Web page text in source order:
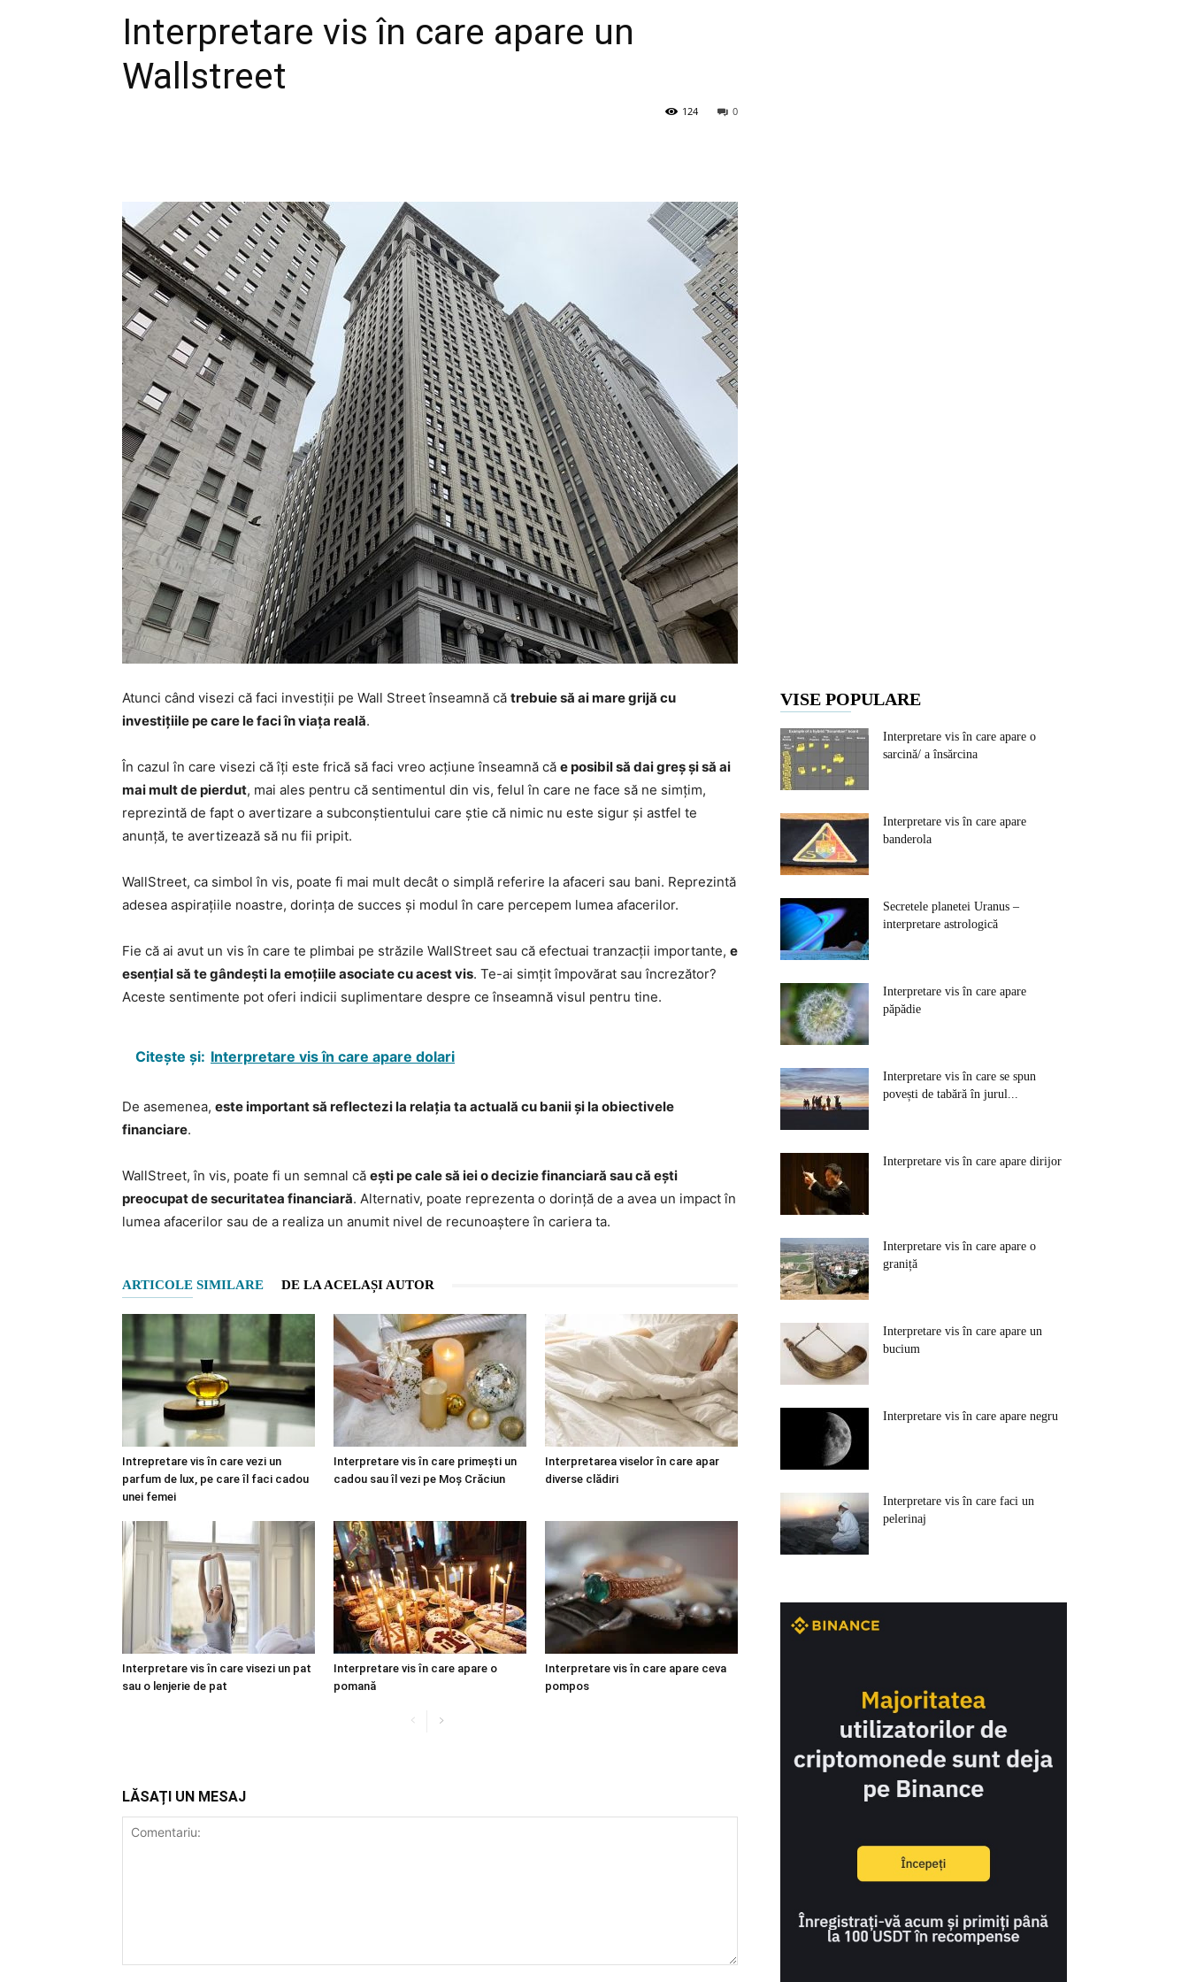
Interpretare vis în care apare un
Wallstreet
0
124
Atunci când visezi că faci investiții pe Wall Street înseamnă că trebuie să ai mare grijă cu
investițiile pe care le faci în viața reală.
În cazul în care visezi că îți este frică să faci vreo acțiune înseamnă că e posibil să dai greș și să ai
mai mult de pierdut, mai ales pentru că sentimentul din vis, felul în care ne face să ne simțim,
reprezintă de fapt o avertizare a subconștientului care știe că nimic nu este sigur și astfel te
anunță, te avertizează să nu fii pripit.
WallStreet, ca simbol în vis, poate fi mai mult decât o simplă referire la afaceri sau bani. Reprezintă
adesea aspirațiile noastre, dorința de succes și modul în care percepem lumea afacerilor.
Fie că ai avut un vis în care te plimbai pe străzile WallStreet sau că efectuai tranzacții importante, e
esențial să te gândești la emoțiile asociate cu acest vis. Te-ai simțit împovărat sau încrezător?
Aceste sentimente pot oferi indicii suplimentare despre ce înseamnă visul pentru tine.
Citește și: Interpretare vis în care apare dolari
De asemenea, este important să reflectezi la relația ta actuală cu banii și la obiectivele
financiare.
WallStreet, în vis, poate fi un semnal că ești pe cale să iei o decizie financiară sau că ești
preocupat de securitatea financiară. Alternativ, poate reprezenta o dorință de a avea un impact în
lumea afacerilor sau de a realiza un anumit nivel de recunoaștere în cariera ta.
ARTICOLE SIMILARE DE LA ACELAȘI AUTOR
Intrepretare vis în care vezi un
parfum de lux, pe care îl faci cadou
unei femei
Interpretare vis în care primești un
cadou sau îl vezi pe Moș Crăciun
Interpretarea viselor în care apar
diverse clădiri
Interpretare vis în care visezi un pat
sau o lenjerie de pat
Interpretare vis în care apare o
pomană
Interpretare vis în care apare ceva
pompos
LĂSAȚI UN MESAJ
VISE POPULARE
Interpretare vis în care apare o
sarcină/ a însărcina
Interpretare vis în care apare
banderola
Secretele planetei Uranus –
interpretare astrologică
Interpretare vis în care apare
păpădie
Interpretare vis în care se spun
povești de tabără în jurul...
Interpretare vis în care apare dirijor
Interpretare vis în care apare o
graniță
Interpretare vis în care apare un
bucium
Interpretare vis în care apare negru
Interpretare vis în care faci un
pelerinaj